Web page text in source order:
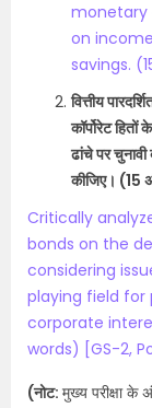
monetary
on
savings.
वित्तीय
कॉर्पोरेट
ढांचे पर
कीजिए। (15
Critically
bonds on the
considering
playing field for
corporate
words) [GS-2,
(नोट: मुख्य परीक्षा के